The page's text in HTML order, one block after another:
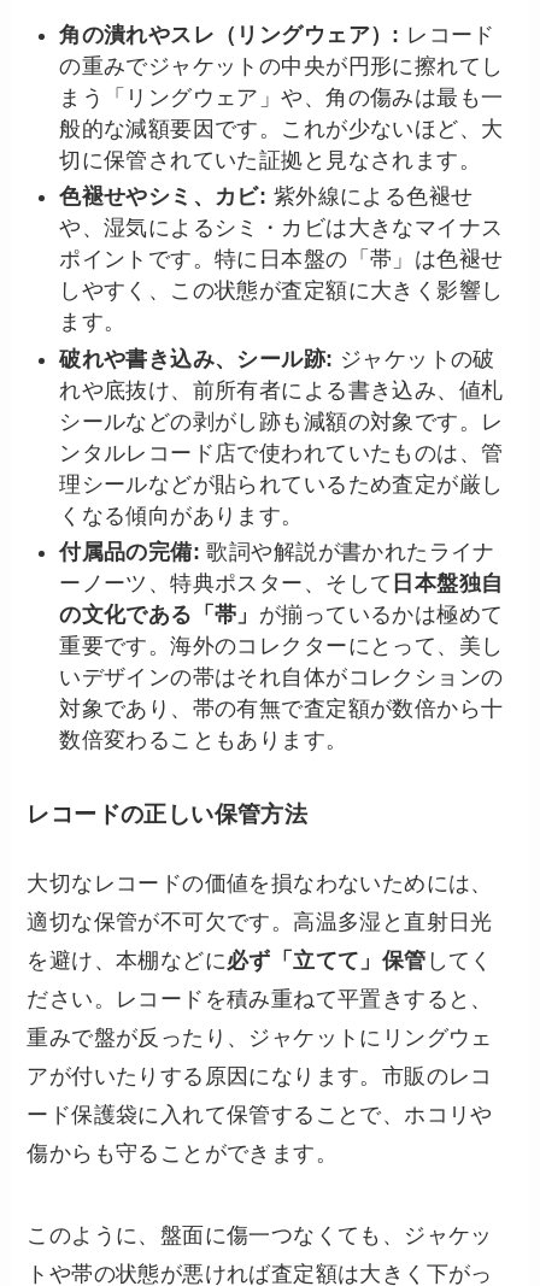
角の潰れやスレ（リングウェア）: レコード
の重みでジャケットの中央が円形に擦れてし
まう「リングウェア」や、角の傷みは最も一
般的な減額要因です。これが少ないほど、大
切に保管されていた証拠と見なされます。
色褪せやシミ、カビ: 紫外線による色褪せ
や、湿気によるシミ・カビは大きなマイナス
ポイントです。特に 日本盤の「帯」は色褪せ
しやすく、この状態が査定額に大きく影響し
ます。
破れや書き込み、シール跡: ジャケットの破
れや底抜け、前所有者による書き込み、値札
シールなどの剥がし跡も減額の対象です。レ
ンタルレコード店で使われていたものは、管
理シールなどが貼られているため査定が厳し
くなる傾向があります。
付属品の完備: 歌詞や解説が書かれたライナ
ーノーツ、特典ポスター、そして 日本盤独自
の文化である「帯」 が揃っているかは極めて
重要です。海外のコレクターにとって、美し
いデザインの帯はそれ自体がコレクションの
対象であり、帯の有無で査定額が数倍から十
数倍変わることもあります。
レコードの正しい保管方法
大切なレコードの価値を損なわないためには、
適切な保管が不可欠です。高温多湿と直射日光
を避け、本棚などに必ず「立てて」保管 してく
ださい。レコードを積み重ねて平置きすると、
重みで盤が反ったり、ジャケットにリングウェ
アが付いたりする原因になります。市販のレコ
ード保護袋に入れて保管することで、ホコリや
傷からも守ることができます。
このように、盤面に傷一つなくても、ジャケッ
トや帯の状態が悪ければ査定額は大きく下がっ